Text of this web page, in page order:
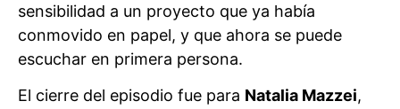
sensibilidad a un proyecto que ya había
conmovido en papel, y que ahora se puede
escuchar en primera persona.
El cierre del episodio fue para Natalia Mazzei,